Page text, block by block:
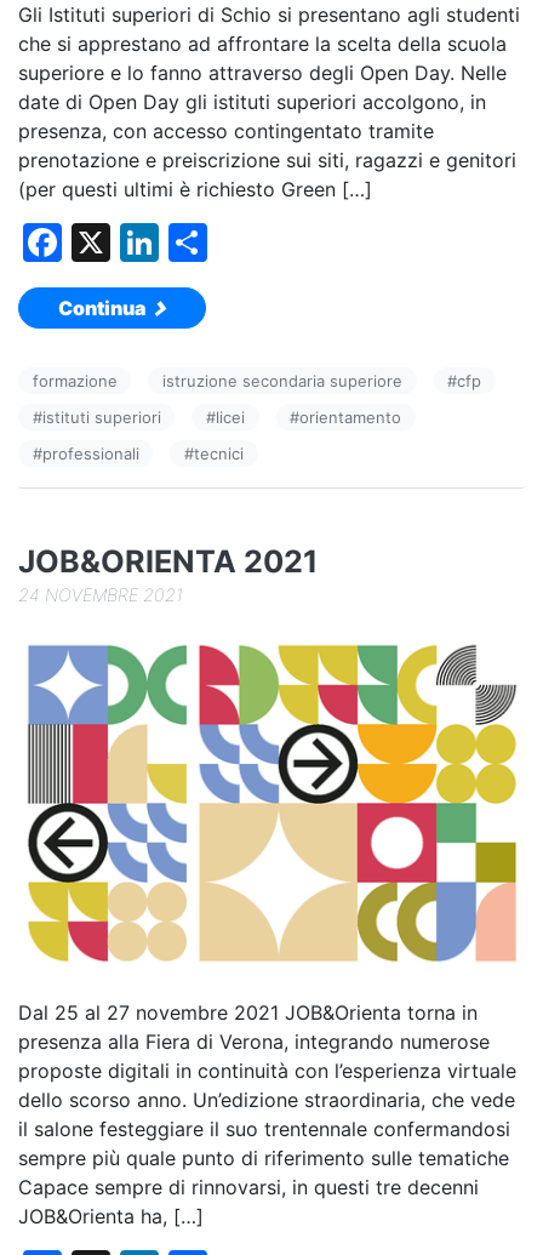
Gli Istituti superiori di Schio si presentano agli studenti
che si apprestano ad affrontare la scelta della scuola
superiore e lo fanno attraverso degli Open Day. Nelle
date di Open Day gli istituti superiori accolgono, in
presenza, con accesso contingentato tramite
prenotazione e preiscrizione sui siti, ragazzi e genitori
(per questi ultimi è richiesto Green […]
F
a
c
b
o
o
X
Li
n
k
dI
n
vi
di
Continua
formazione istruzione secondaria superiore #cfp
#istituti superiori #licei #orientamento
#professionali #tecnici
JOB&ORIENTA 2021
24 NOVEMBRE 2021
Dal 25 al 27 novembre 2021 JOB&Orienta torna in
presenza alla Fiera di Verona, integrando numerose
proposte digitali in continuità con l’esperienza virtuale
dello scorso anno. Un’edizione straordinaria, che vede
il salone festeggiare il suo trentennale confermandosi
sempre più quale punto di riferimento sulle tematiche
Capace sempre di rinnovarsi, in questi tre decenni
JOB&Orienta ha, […]